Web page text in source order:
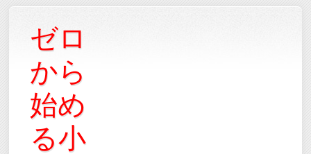
ゼロ
から
始め
る小